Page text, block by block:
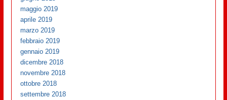
maggio 2019
aprile 2019
marzo 2019
febbraio 2019
gennaio 2019
dicembre 2018
novembre 2018
ottobre 2018
settembre 2018